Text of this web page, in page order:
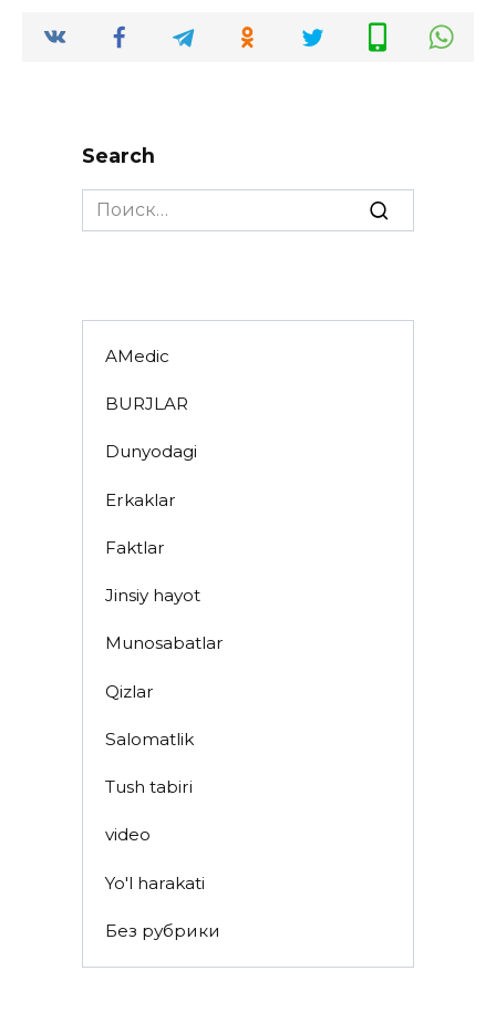
Search
Search
for:
AMedic
BURJLAR
Dunyodagi
Erkaklar
Faktlar
Jinsiy hayot
Munosabatlar
Qizlar
Salomatlik
Tush tabiri
video
Yo'l harakati
Без рубрики